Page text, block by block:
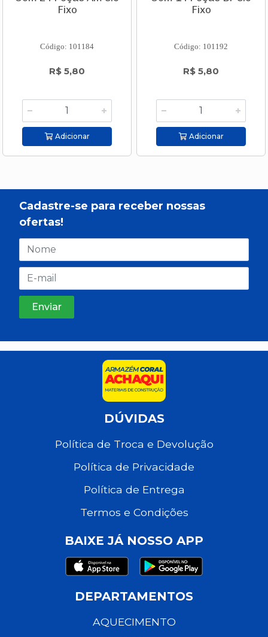
Fixo
Código: 101184
R$ 5,80
Adicionar
Fixo
Código: 101192
R$ 5,80
Adicionar
Cadastre-se para receber nossas
ofertas!
DÚVIDAS
Política de Troca e Devolução
Política de Privacidade
Política de Entrega
Termos e Condições
BAIXE JÁ NOSSO APP
DEPARTAMENTOS
AQUECIMENTO